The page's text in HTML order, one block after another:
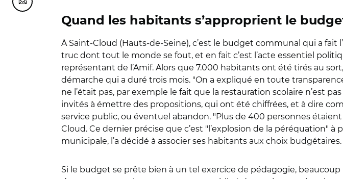
Partager cette page sur Courriel
Quand les habitants s’approprient le
À Saint-Cloud (Hauts-de-Seine), c’est le budget communal qui a
truc dont tout le monde se fout, et en fait c’est l’acte essentiel
représentant de l’Amif. Alors que 7.000 habitants ont été tirés au
démarche qui a duré trois mois. "On a expliqué en toute
ne l’était pas, par exemple le fait que la restauration scolaire n’est
invités à émettre des propositions, qui ont été chiffrées, et à dire
service public, ou éventuel abandon. "Plus de 400 personnes
Cloud. Ce dernier précise que c’est "l’explosion de la péréquation"
municipale, l’a décidé à associer ses habitants aux choix budgétaires.
Si le budget se prête bien à un tel exercice de pédagogie,